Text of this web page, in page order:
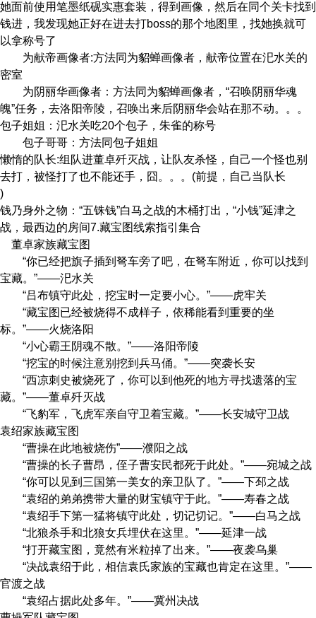
她面前使用笔墨纸砚实惠套装，得到画像，然后在同个关卡找到
钱进，我发现她正好在进去打boss的那个地图里，找她换就可
以拿称号了
为献帝画像者:方法同为貂蝉画像者，献帝位置在汜水关的
密室
为阴丽华画像者：方法同为貂蝉画像者，“召唤阴丽华魂
魄”任务，去洛阳帝陵，召唤出来后阴丽华会站在那不动。。。
包子姐姐：汜水关吃20个包子，朱雀的称号
包子哥哥：方法同包子姐姐
懒惰的队长:组队进董卓歼灭战，让队友杀怪，自己一个怪也别
去打，被怪打了也不能还手，囧。。。(前提，自己当队长
)
钱乃身外之物：“五铢钱”白马之战的木桶打出，“小钱”延津之
战，最西边的房间7.藏宝图线索指引集合
董卓家族藏宝图
“你已经把旗子插到弩车旁了吧，在弩车附近，你可以找到
宝藏。”——汜水关
“吕布镇守此处，挖宝时一定要小心。”——虎牢关
“藏宝图已经被烧得不成样子，依稀能看到重要的坐
标。”——火烧洛阳
“小心霸王阴魂不散。”——洛阳帝陵
“挖宝的时候注意别挖到兵马俑。”——突袭长安
“西凉刺史被烧死了，你可以到他死的地方寻找遗落的宝
藏。”——董卓歼灭战
“飞豹军，飞虎军亲自守卫着宝藏。”——长安城守卫战
袁绍家族藏宝图
“曹操在此地被烧伤”——濮阳之战
“曹操的长子曹昂，侄子曹安民都死于此处。”——宛城之战
“你可以见到三国第一美女的亲卫队了。”——下邳之战
“袁绍的弟弟携带大量的财宝镇守于此。”——寿春之战
“袁绍手下第一猛将镇守此处，切记切记。”——白马之战
“北狼杀手和北狼女兵埋伏在这里。”——延津一战
“打开藏宝图，竟然有米粒掉了出来。”——夜袭乌巢
“决战袁绍于此，相信袁氏家族的宝藏也肯定在这里。”——
官渡之战
“袁绍占据此处多年。”——冀州决战